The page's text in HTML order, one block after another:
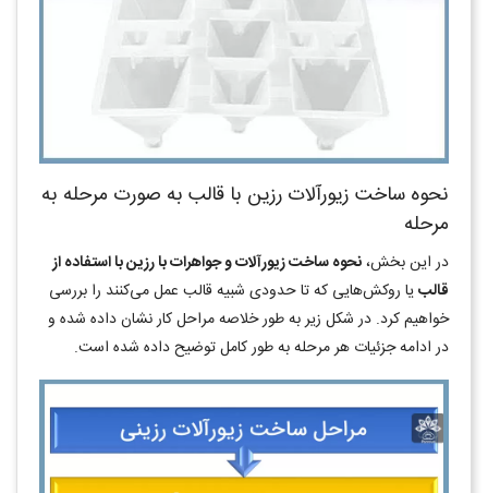
نحوه ساخت زیورآلات رزین با قالب به صورت مرحله به
مرحله
در این بخش،نحوه ساخت زیورآلات و جواهرات با رزین با استفاده از
قالبیا روکش‌هایی که تا حدودی شبیه قالب عمل می‌کنند را بررسی
خواهیم کرد. در شکل زیر به طور خلاصه مراحل کار نشان داده شده و
در ادامه جزئیات هر مرحله به طور کامل توضیح داده شده است.